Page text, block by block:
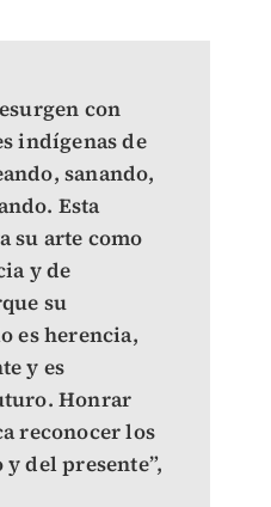
con
indígenas de
sanando,
Esta
su arte como
y de
su
es herencia,
y es
Honrar
reconocer los
y del presente”,